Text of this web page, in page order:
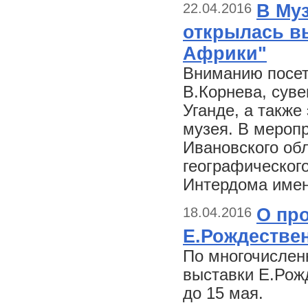
22.04.2016 В
открылась
Африки"
Вниманию
В.Корнева,
Уганде, а
музея. В
Ивановского
Интердома
18.04.2016 О
По
выставки
до 15 мая.